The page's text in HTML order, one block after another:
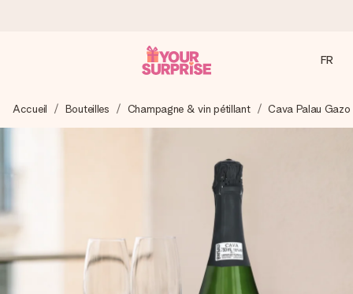
Nous préparons votre cadeau avec attention et l’envoyons
en un éclair – pour que vous puissiez l’offrir au bon moment,
4,9 (sur la base de +15 000 avis)
Nos cadeaux sont appréciés. Les clients nous attribuent
une note de 4,9 sur Google Reviews (total de tous les
pays où nous sommes présents).
FR
Accueil Bouteilles Champagne & vin pétillant Cava Palau Gazo